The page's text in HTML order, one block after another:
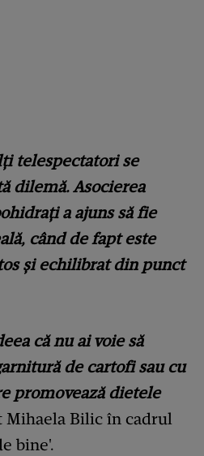
telespectatori se
dilemă. Asocierea
a ajuns să fie
când de fapt este
și echilibrat din punct
că nu ai voie să
de cartofi sau cu
promovează dietele
Mihaela Bilic în cadrul
bine'.